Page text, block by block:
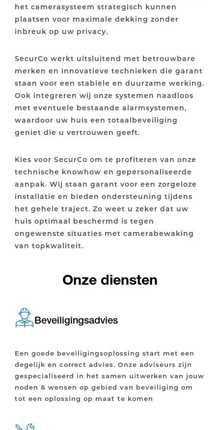
het camerasysteem strategisch kunnen
plaatsen voor maximale dekking zonder
inbreuk op uw privacy.
SecurCo werkt uitsluitend met betrouwbare
merken en innovatieve technieken die garant
staan voor een stabiele en duurzame werking.
Ook integreren wij onze systemen naadloos
met eventuele bestaande alarmsystemen,
waardoor uw huis een totaalbeveiliging
geniet die u vertrouwen geeft.
Kies voor SecurCo om te profiteren van onze
technische knowhow en gepersonaliseerde
aanpak. Wij staan garant voor een zorgeloze
installatie en bieden ondersteuning tijdens
het gehele traject. Zo weet u zeker dat uw
huis optimaal beschermd is tegen
ongewenste situaties met camerabewaking
van topkwaliteit.
Onze diensten
Beveiligingsadvies
Een goede beveiligingsoplossing start met een
degelijk en correct advies. Onze adviseurs zijn
gespecialiseerd in het samen uitwerken van jouw
noden & wensen op gebied van beveiliging om
tot een oplossing op maat te komen